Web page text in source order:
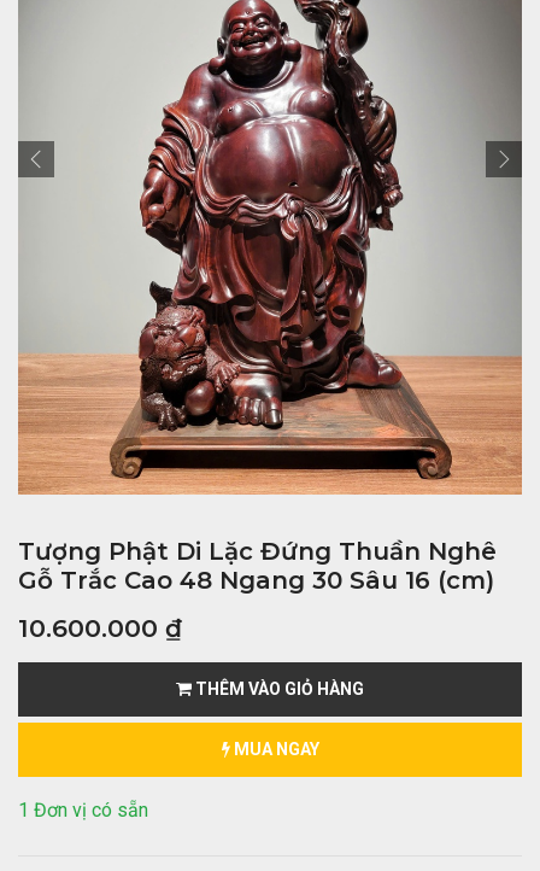
Tượng Phật Di Lặc Đứng Thuần Nghê
Gỗ Trắc Cao 48 Ngang 30 Sâu 16 (cm)
10.600.000 ₫
THÊM VÀO GIỎ HÀNG
MUA NGAY
1 Đơn vị có sẵn